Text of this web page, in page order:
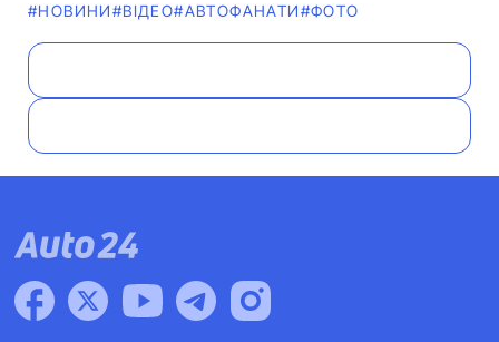
#НОВИНИ#ВІДЕО#АВТОФАНАТИ#ФОТО